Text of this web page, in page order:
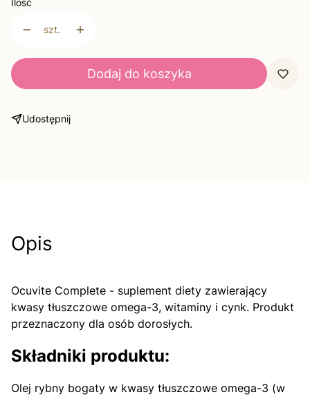
Ilość
szt.
Dodaj do koszyka
Udostępnij
Opis
Ocuvite Complete - suplement diety zawierający
kwasy tłuszczowe omega-3, witaminy i cynk. Produkt
przeznaczony dla osób dorosłych.
Składniki produktu:
Olej rybny bogaty w kwasy tłuszczowe omega-3 (w